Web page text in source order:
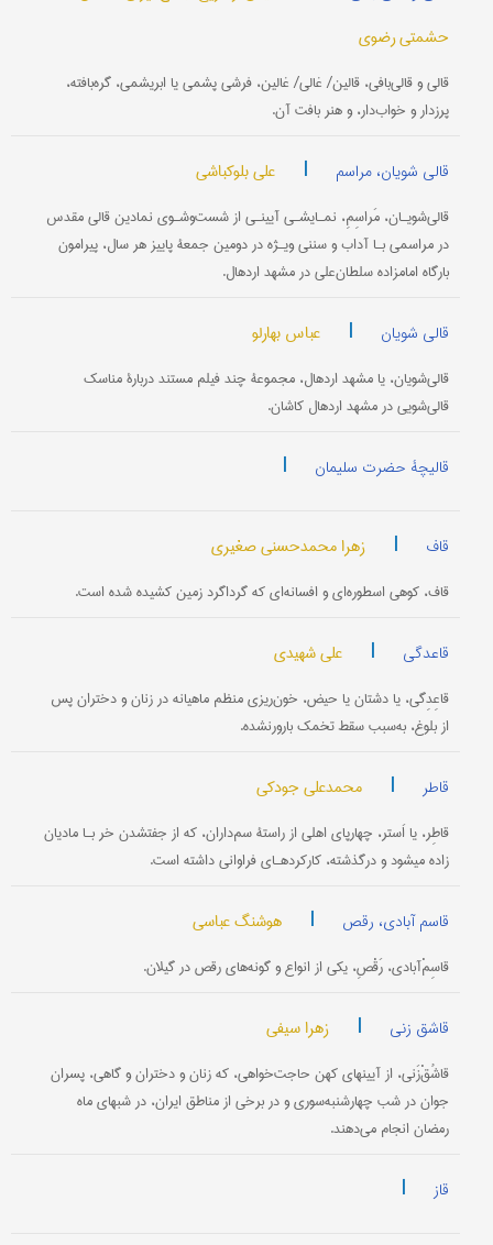
حشمتی رضوی
قالی و قالی‌بافی، قالین/ غالی/ غالین، فرشی پشمی یا ابریشمی، گره‌بافته،
پرزدار و خواب‌دار، و هنر بافت آن.
قالی شویان، مراسم | علی بلوکباشی
قالی‌شویـان، مَراسِمِ، نمـایشـی آیینـی از شست‌وشـوی نمادین قالی مقدس
در مراسمی بـا آداب و سننی ویـژه در دومین جمعۀ پاییز هر سال، پیرامون
بارگاه امامزاده سلطان‌علی در مشهد اردهال.
قالی شویان | عباس بهارلو
قالی‌شویان، یا مشهد اردهال، مجموعۀ چند فیلم مستند دربارۀ مناسک
قالی‌شویی در مشهد اردهال کاشان.
قالیچۀ حضرت سلیمان |
قاف | زهرا محمدحسنی صغیری
قاف، کوهی اسطوره‌ای و افسانه‌ای که گرداگرد زمین کشیده شده است.
قاعدگی | علی شهیدی
قاعِدِگی، یا دشتان یا حیض، خون‌ریزی منظم ماهیانه در زنان و دختران پس
از بلوغ، به‌سبب سقط تخمک بارورنشده.
قاطر | محمدعلی جودکی
قاطِر، یا اَستر، چهارپای اهلی از راستۀ سم‌داران، که از جفت‎شدن خر بـا مادیان
زاده می‎شود و درگذشته، کارکردهـای فراوانی داشته است.
قاسم آبادی، رقص | هوشنگ عباسی
قاسِمْ‌آبادی، رَقْصِ، یکی از انواع و گونه‌های رقص در گیلان.
قاشق زنی | زهرا سیفی
قاشُقْ‌زَنی،‌ از آیینهای کهن حاجت‌خواهی، که زنان و دختران و گاهی، پسران
جوان در شب چهارشنبه‌سوری و در برخی از مناطق ایران، در شبهای ماه
‌رمضان انجام می‌دهند.
قاز |